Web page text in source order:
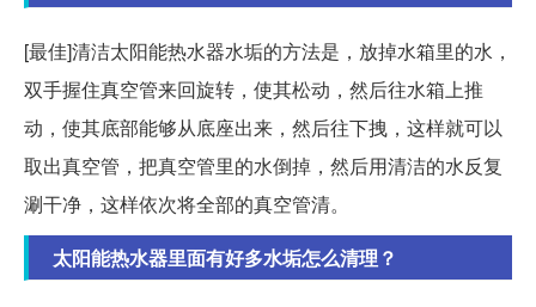
[最佳]清洁太阳能热水器水垢的方法是，放掉水箱里的水，
双手握住真空管来回旋转，使其松动，然后往水箱上推
动，使其底部能够从底座出来，然后往下拽，这样就可以
取出真空管，把真空管里的水倒掉，然后用清洁的水反复
涮干净，这样依次将全部的真空管清。
太阳能热水器里面有好多水垢怎么清理？